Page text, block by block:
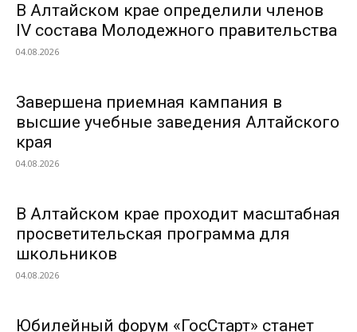
В Алтайском крае определили членов
IV состава Молодежного правительства
04.08.2026
Завершена приемная кампания в
высшие учебные заведения Алтайского
края
04.08.2026
В Алтайском крае проходит масштабная
просветительская программа для
школьников
04.08.2026
Юбилейный форум «ГосСтарт» станет